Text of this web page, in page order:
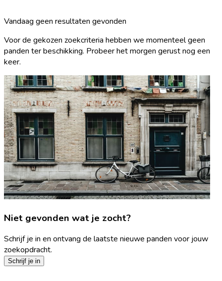
Vandaag geen resultaten gevonden
Voor de gekozen zoekcriteria hebben we momenteel geen
panden ter beschikking. Probeer het morgen gerust nog een
keer.
Niet gevonden wat je zocht?
Schrijf je in en ontvang de laatste nieuwe panden voor jouw
zoekopdracht.
Schrijf je in